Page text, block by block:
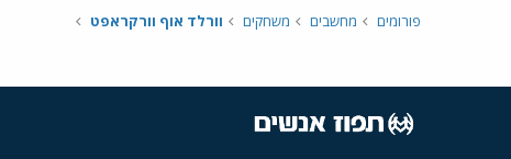
פורומים מחשבים משחקים וורלד אוף וורקראפט